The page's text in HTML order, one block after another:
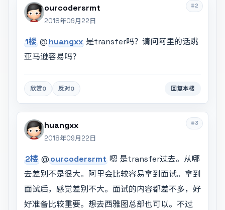
#2
ourcodersrmt
2018年09月22日
1楼 @huangxx 是transfer吗？请问阿里的话跳
亚马逊容易吗？
欣赏0 反对0 回复本楼
#3
huangxx
2018年09月22日
2楼 @ourcodersrmt 嗯 是transfer过去。从哪
去差别不是很大。阿里会比较容易拿到面试。拿到
面试后，感觉差别不大。面试的内容都差不多，好
好准备比较重要。想去西雅图总部也可以。不过